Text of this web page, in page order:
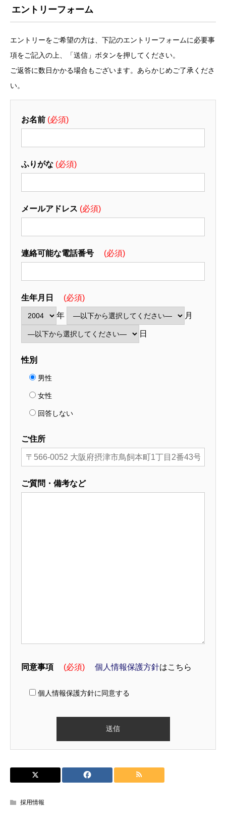
エントリーフォーム
エントリーをご希望の方は、下記のエントリーフォームに必要事
項をご記入の上、「送信」ボタンを押してください。
ご返答に数日かかる場合もございます。あらかじめご了承くださ
い。
お名前 (必須)
ふりがな (必須)
メールアドレス (必須)
連絡可能な電話番号 (必須)
生年月日 (必須)
年 月
日
性別
男性
女性
回答しない
ご住所
ご質問・備考など
同意事項 (必須) 個人情報保護方針はこちら
個人情報保護方針に同意する
採用情報